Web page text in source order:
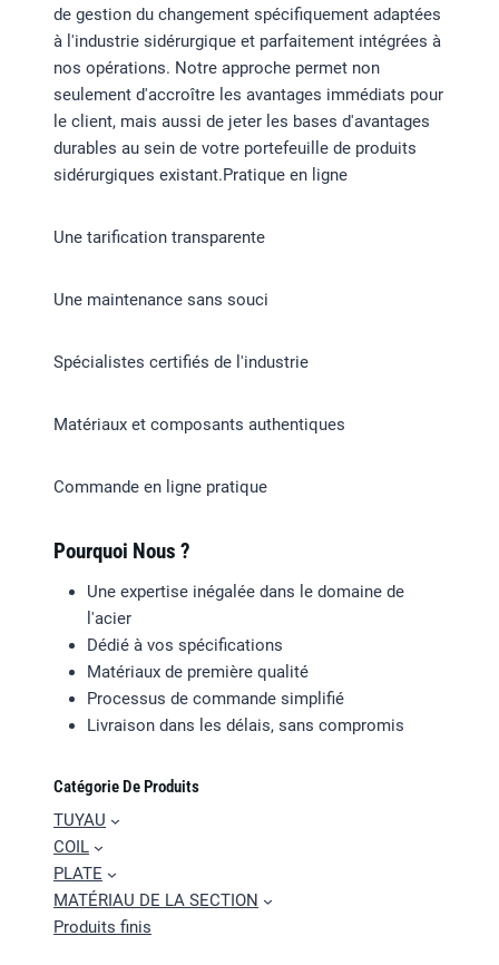
de gestion du changement spécifiquement adaptées
à l'industrie sidérurgique et parfaitement intégrées à
nos opérations. Notre approche permet non
seulement d'accroître les avantages immédiats pour
le client, mais aussi de jeter les bases d'avantages
durables au sein de votre portefeuille de produits
sidérurgiques existant.Pratique en ligne
Une tarification transparente
Une maintenance sans souci
Spécialistes certifiés de l'industrie
Matériaux et composants authentiques
Commande en ligne pratique
Pourquoi Nous ?
Une expertise inégalée dans le domaine de
l'acier
Dédié à vos spécifications
Matériaux de première qualité
Processus de commande simplifié
Livraison dans les délais, sans compromis
Catégorie De Produits
TUYAU
COIL
PLATE
MATÉRIAU DE LA SECTION
Produits finis